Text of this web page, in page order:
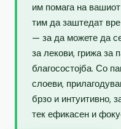
им помага на
тим да заштедат
— за да можете да
за лекови, грижа за
благосостојба. Со
слоеви,
брзо и интуитивно,
тек ефикасен и